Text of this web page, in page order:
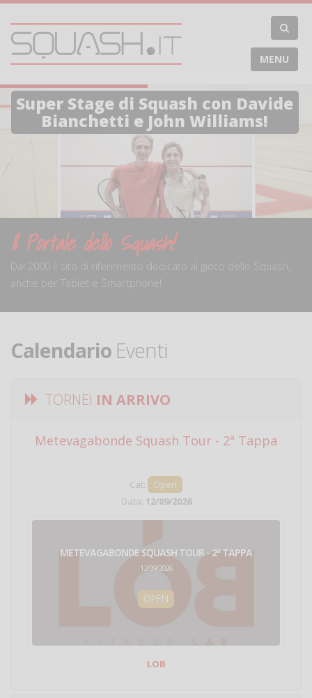
MENU
Super Stage di Squash con Davide
Bianchetti e John Williams!
Il Portale dello Squash!
Dal 2000 il sito di riferimento dedicato al gioco dello Squash,
anche per Tablet e Smartphone!
Calendario Eventi
TORNEI IN ARRIVO
Metevagabonde Squash Tour - 2ª Tappa
Cat:
Open
Data: 12/09/2026
METEVAGABONDE SQUASH TOUR - 2ª TAPPA
12/09/2026
OPEN
LOB